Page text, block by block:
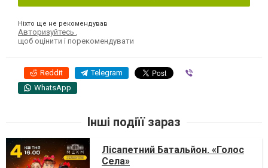
Ніхто ще не рекомендував
Авторизуйтесь ,
щоб оцінити і порекомендувати
Reddit Telegram
WhatsApp
Інші подіїї зараз
Лісапетний Батальйон. «Голос
Села»